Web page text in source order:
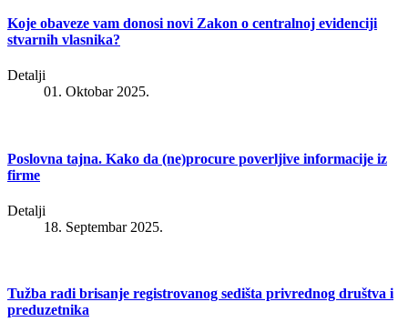
Koje obaveze vam donosi novi Zakon o centralnoj evidenciji
stvarnih vlasnika?
Detalji
01. Oktobar 2025.
Poslovna tajna. Kako da (ne)procure poverljive informacije iz
firme
Detalji
18. Septembar 2025.
Tužba radi brisanje registrovanog sedišta privrednog društva i
preduzetnika